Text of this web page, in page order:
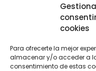
cookies
Para ofrecerte la mejor
almacenar y/o acceder a
consentimiento de estas
Te mantendrás
realmente te interesan.